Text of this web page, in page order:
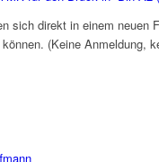
sich direkt in einem neuen
(Keine Anmeldung,